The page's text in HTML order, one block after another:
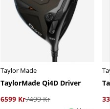
Taylor Made
TaylorMade Qi4D Driver
6599 Kr7499 Kr